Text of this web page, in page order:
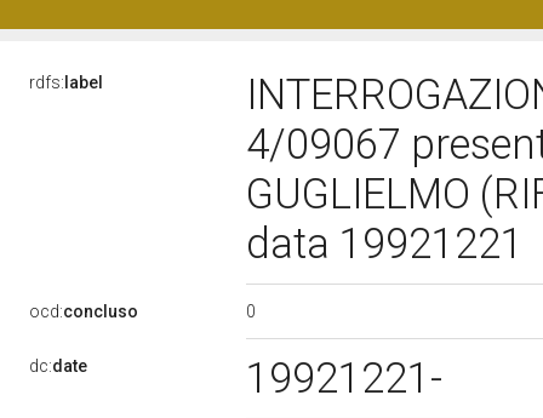
rdfs: label
4/09067
GUGLIELMO
data 19921221
ocd:concluso 0
dc:date 19921221-